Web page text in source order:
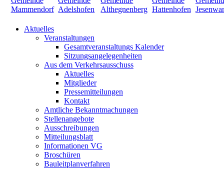
Aktuelles
Veranstaltungen
Gesamtveranstaltungs Kalender
Sitzungsangelegenheiten
Aus dem Verkehrsausschuss
Aktuelles
Mitglieder
Pressemitteilungen
Kontakt
Amtliche Bekanntmachungen
Stellenangebote
Ausschreibungen
Mitteilungsblatt
Informationen VG
Broschüren
Bauleitplanverfahren